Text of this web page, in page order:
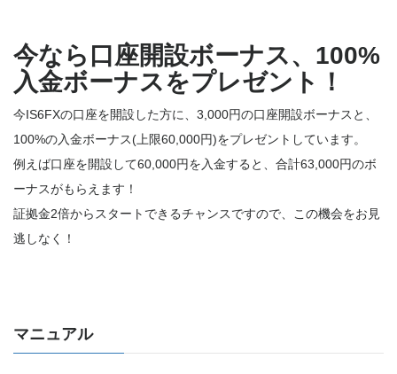
今なら口座開設ボーナス、100%
入金ボーナスをプレゼント！
今IS6FXの口座を開設した方に、3,000円の口座開設ボーナスと、
100%の入金ボーナス(上限60,000円)をプレゼントしています。
例えば口座を開設して60,000円を入金すると、合計63,000円のボ
ーナスがもらえます！
証拠金2倍からスタートできるチャンスですので、この機会をお見
逃しなく！
マニュアル